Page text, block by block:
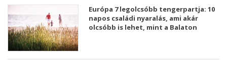
Európa 7 legolcsóbb tengerpartja: 10
napos családi nyaralás, ami akár
olcsóbb is lehet, mint a Balaton